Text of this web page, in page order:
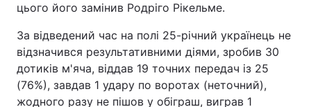
цього його замінив Родріго Рікельме.
За відведений час на полі 25-річний українець не
відзначився результативними діями, зробив 30
дотиків м'яча, віддав 19 точних передач із 25
(76%), завдав 1 удару по воротах (неточний),
жодного разу не пішов у обіграш, виграв 1